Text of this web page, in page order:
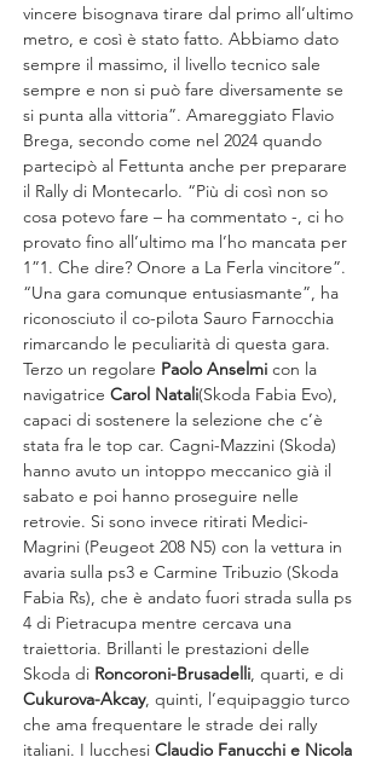
vincere bisognava tirare dal primo all’ultimo
metro, e così è stato fatto. Abbiamo dato
sempre il massimo, il livello tecnico sale
sempre e non si può fare diversamente se
si punta alla vittoria”. Amareggiato Flavio
Brega, secondo come nel 2024 quando
partecipò al Fettunta anche per preparare
il Rally di Montecarlo. “Più di così non so
cosa potevo fare – ha commentato -, ci ho
provato fino all’ultimo ma l’ho mancata per
1”1. Che dire? Onore a La Ferla vincitore”.
“Una gara comunque entusiasmante”, ha
riconosciuto il co-pilota Sauro Farnocchia
rimarcando le peculiarità di questa gara.
Terzo un regolare Paolo Anselmi con la
navigatrice Carol Natali(Skoda Fabia Evo),
capaci di sostenere la selezione che c’è
stata fra le top car. Cagni-Mazzini (Skoda)
hanno avuto un intoppo meccanico già il
sabato e poi hanno proseguire nelle
retrovie. Si sono invece ritirati Medici-
Magrini (Peugeot 208 N5) con la vettura in
avaria sulla ps3 e Carmine Tribuzio (Skoda
Fabia Rs), che è andato fuori strada sulla ps
4 di Pietracupa mentre cercava una
traiettoria. Brillanti le prestazioni delle
Skoda di Roncoroni-Brusadelli, quarti, e di
Cukurova-Akcay, quinti, l’equipaggio turco
che ama frequentare le strade dei rally
italiani. I lucchesi Claudio Fanucchi e Nicola